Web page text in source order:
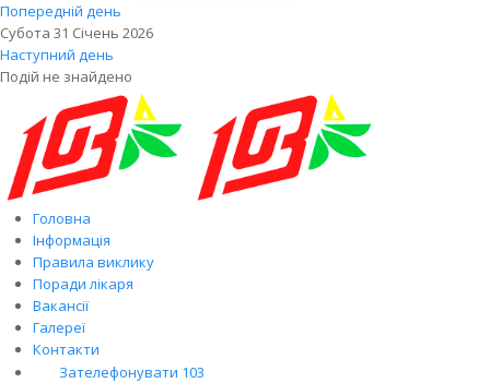
Попередній день
Субота 31 Січень 2026
Наступний день
Подій не знайдено
Головна
Інформація
Правила виклику
Поради лікаря
Вакансії
Галереї
Контакти
Зателефонувати 103